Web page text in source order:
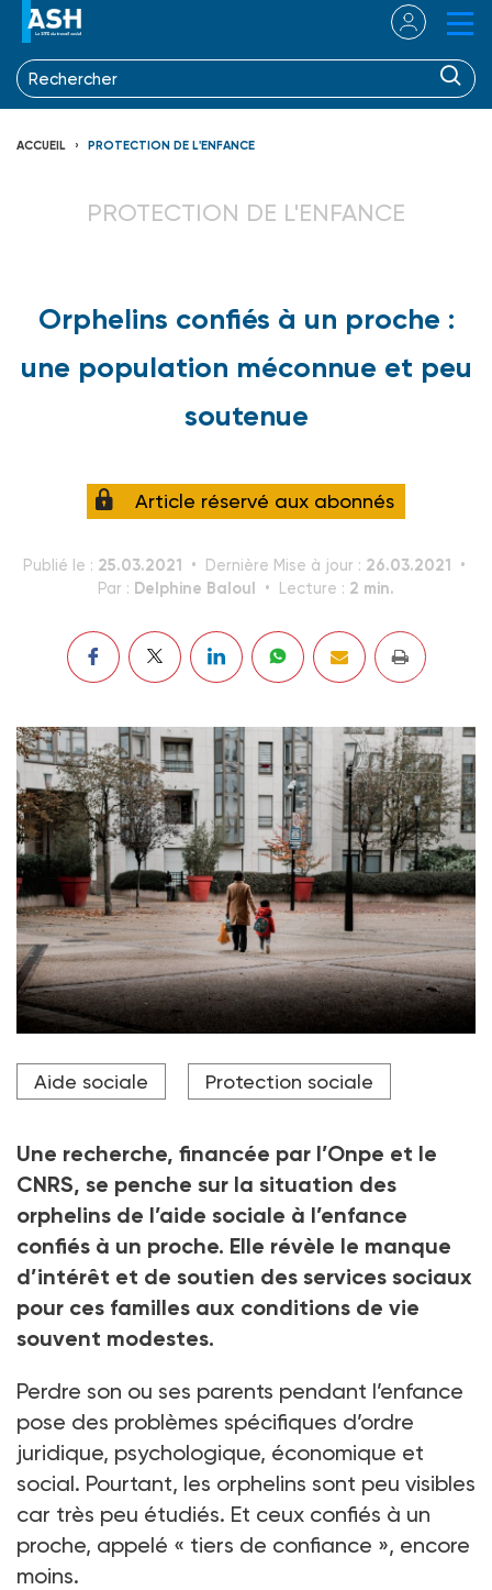
ACCUEIL PROTECTION DE L'ENFANCE
PROTECTION DE L'ENFANCE
Orphelins confiés à un proche :
une population méconnue et peu
soutenue
Article réservé aux abonnés
Publié le : 25.03.2021 Dernière Mise à jour : 26.03.2021
Par : Delphine Baloul Lecture : 2 min.
Crédit photo Léo Pierre / Studio Hans Lucas via AFP
Aide sociale Protection sociale
Une recherche, financée par l’Onpe et le
CNRS, se penche sur la situation des
orphelins de l’aide sociale à l’enfance
confiés à un proche. Elle révèle le manque
d’intérêt et de soutien des services sociaux
pour ces familles aux conditions de vie
souvent modestes.
Perdre son ou ses parents pendant l’enfance
pose des problèmes spécifiques d’ordre
juridique, psychologique, économique et
social. Pourtant, les orphelins sont peu visibles
car très peu étudiés. Et ceux confiés à un
proche, appelé « tiers de confiance », encore
moins.